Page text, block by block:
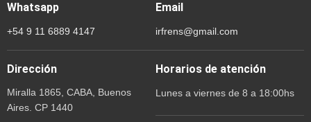
Whatsapp
+54 9 11 6889 4147
Email
irfrens@gmail.com
Dirección
Miralla 1865, CABA, Buenos
Aires. CP 1440
Horarios de atención
Lunes a viernes de 8 a 18:00hs